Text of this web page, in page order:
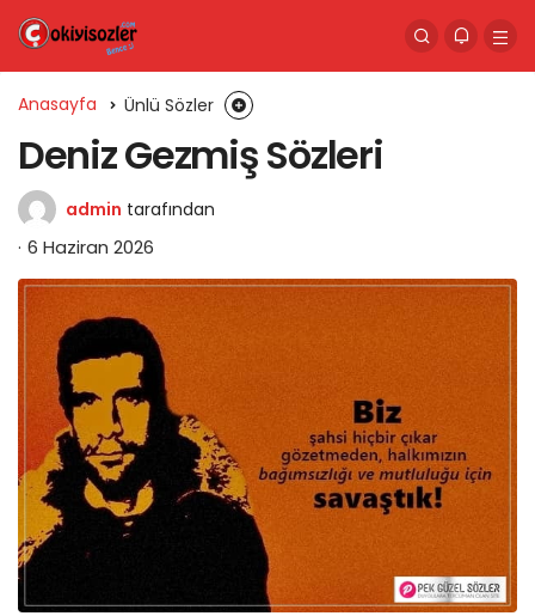
Anasayfa Ünlü Sözler
Deniz Gezmiş Sözleri
admin tarafından
6 Haziran 2026